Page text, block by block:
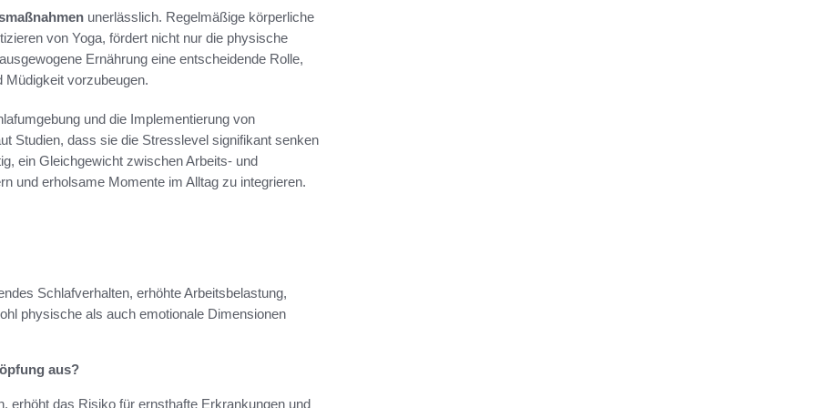
unerlässlich. Regelmäßige körperliche
von Yoga, fördert nicht nur die physische
Ernährung eine entscheidende Rolle,
Müdigkeit vorzubeugen.
und die Implementierung von
Studien, dass sie die Stresslevel signifikant senken
ein Gleichgewicht zwischen Arbeits- und
und erholsame Momente im Alltag zu integrieren.
Schlafverhalten, erhöhte Arbeitsbelastung,
physische als auch emotionale Dimensionen
aus?
erhöht das Risiko für ernsthafte Erkrankungen und